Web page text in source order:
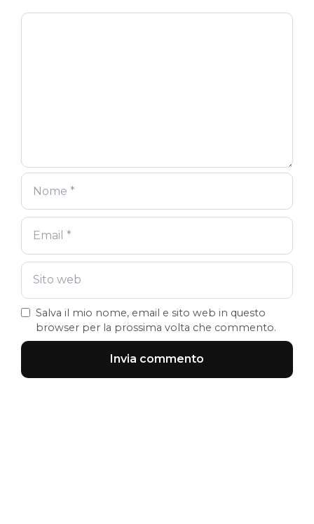
Commento
Nome
Email
Sito
Salva il mio nome, email e sito web in questo
browser per la prossima volta che commento.